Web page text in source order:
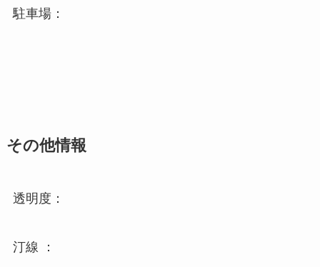
駐車場：
その他情報
透明度：
汀線 ：